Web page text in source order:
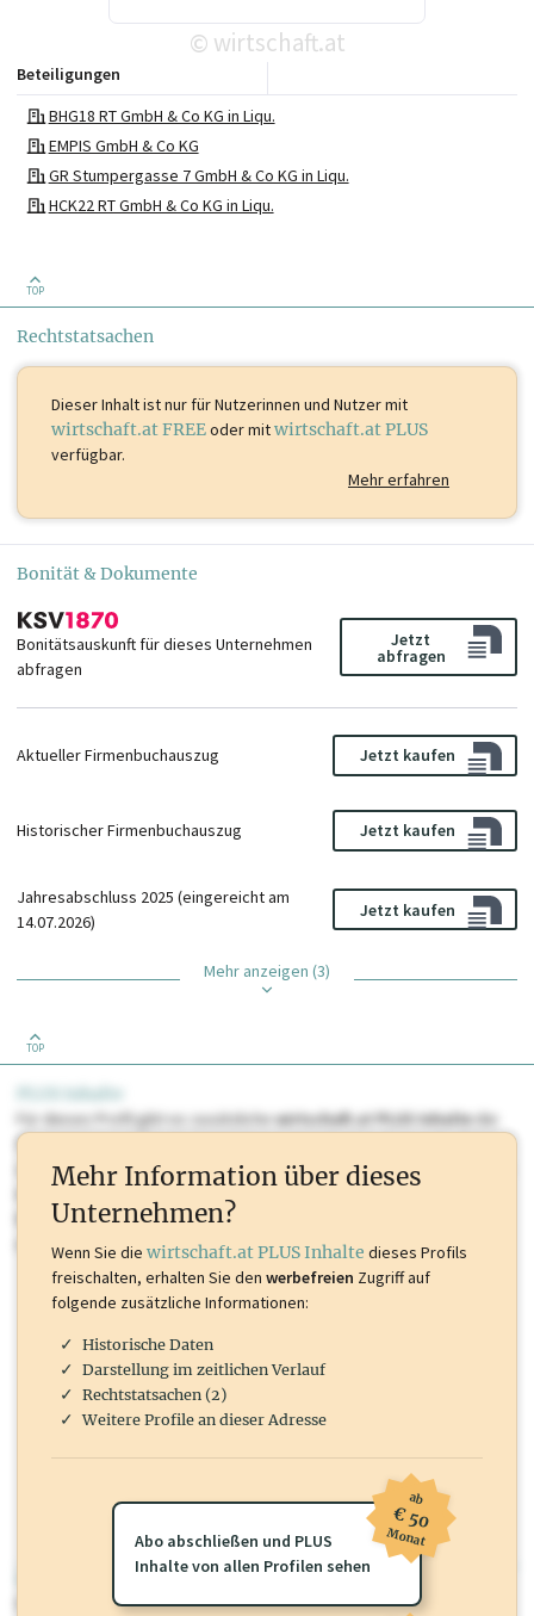
© wirtschaft.at
BHG18 RT GmbH & Co KG in Liqu.
EMPIS GmbH & Co KG
GR Stumpergasse 7 GmbH & Co KG in Liqu.
HCK22 RT GmbH & Co KG in Liqu.
Beteiligungen
TOP
Rechtstatsachen
Dieser Inhalt istnur für Nutzerinnen und Nutzer mit
wirtschaft.at FREEoder mitwirtschaft.at PLUS
verfügbar.
Mehr erfahren
Bonität & Dokumente
Bonitätsauskunft für dieses Unternehmen
abfragen
Jetzt
abfragen
Aktueller Firmenbuchauszug Jetzt kaufen
Historischer Firmenbuchauszug Jetzt kaufen
Jahresabschluss 2025 (eingereicht am
14.07.2026)
Jetzt kaufen
Mehr anzeigen (3)
TOP
PLUS Inhalte
Für dieses Profil gibt es zusätzlichewirtschaft.at PLUS Inhaltedie
Sie momentan nicht einsehen können. Schalten Sie dieses Profil frei
oder loggen Sie sich ein um diese Inhalte zu sehen. wirtschaft.at PLUS
Marken, Patente, Rechtstatsachen, OTS-Aussendungen, und viele
mehr.
wirtschaft.at PLUS
Für dieses Profil gibt es zusätzlichewirtschaft.at PLUS Inhalte
Mehr Information über dieses
Unternehmen?
Wenn Sie die wirtschaft.at PLUS Inhalte dieses Profils
freischalten, erhalten Sie den werbefreien Zugriff auf
folgende zusätzliche Informationen:
Historische Daten
Darstellung im zeitlichen Verlauf
Rechtstatsachen (2)
Weitere Profile an dieser Adresse
Abo abschließen und PLUS
Inhalte von allen Profilen sehen
ab
€ 50
Monat